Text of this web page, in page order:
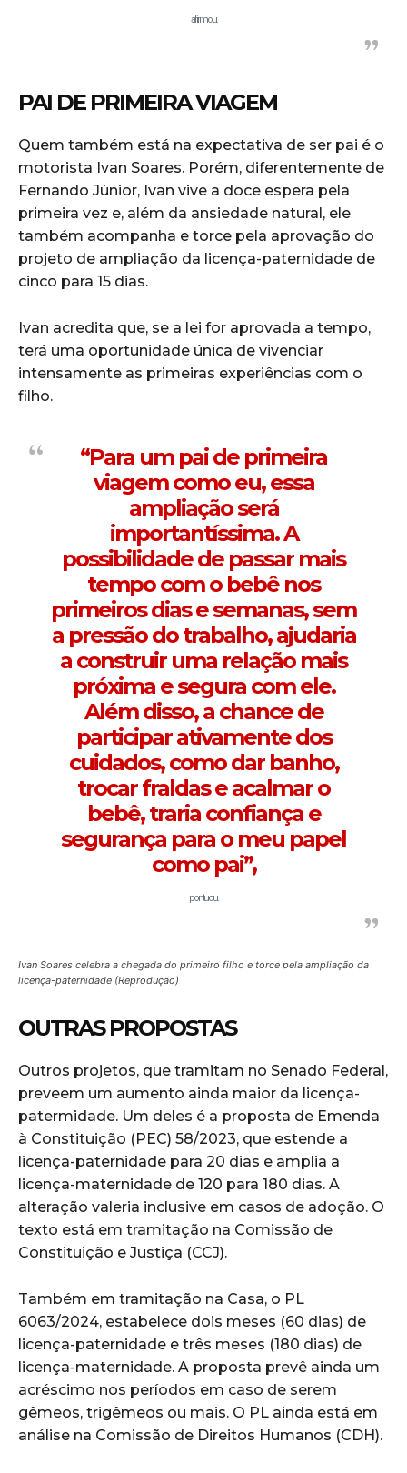
afirmou.
PAI DE PRIMEIRA VIAGEM
Quem também está na expectativa de ser pai é o
motorista Ivan Soares. Porém, diferentemente de
Fernando Júnior, Ivan vive a doce espera pela
primeira vez e, além da ansiedade natural, ele
também acompanha e torce pela aprovação do
projeto de ampliação da licença-paternidade de
cinco para 15 dias.
Ivan acredita que, se a lei for aprovada a tempo,
terá uma oportunidade única de vivenciar
intensamente as primeiras experiências com o
filho.
“Para um pai de primeira
viagem como eu, essa
ampliação será
importantíssima. A
possibilidade de passar mais
tempo com o bebê nos
primeiros dias e semanas, sem
a pressão do trabalho, ajudaria
a construir uma relação mais
próxima e segura com ele.
Além disso, a chance de
participar ativamente dos
cuidados, como dar banho,
trocar fraldas e acalmar o
bebê, traria confiança e
segurança para o meu papel
como pai”,
pontuou.
Ivan Soares celebra a chegada do primeiro filho e torce pela ampliação da
licença-paternidade (Reprodução)
OUTRAS PROPOSTAS
Outros projetos, que tramitam no Senado Federal,
preveem um aumento ainda maior da licença-
patermidade. Um deles é a proposta de Emenda
à Constituição (PEC) 58/2023, que estende a
licença-paternidade para 20 dias e amplia a
licença-maternidade de 120 para 180 dias. A
alteração valeria inclusive em casos de adoção. O
texto está em tramitação na Comissão de
Constituição e Justiça (CCJ).
Também em tramitação na Casa, o PL
6063/2024, estabelece dois meses (60 dias) de
licença-paternidade e três meses (180 dias) de
licença-maternidade. A proposta prevê ainda um
acréscimo nos períodos em caso de serem
gêmeos, trigêmeos ou mais. O PL ainda está em
análise na Comissão de Direitos Humanos (CDH).